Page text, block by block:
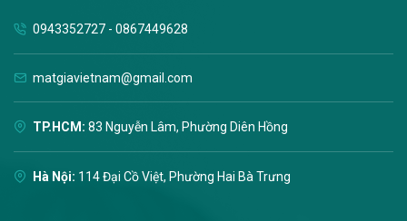
0943352727 - 0867449628
matgiavietnam@gmail.com
TP.HCM: 83 Nguyễn Lâm, Phường Diên Hồng
Hà Nội: 114 Đại Cồ Việt, Phường Hai Bà Trưng